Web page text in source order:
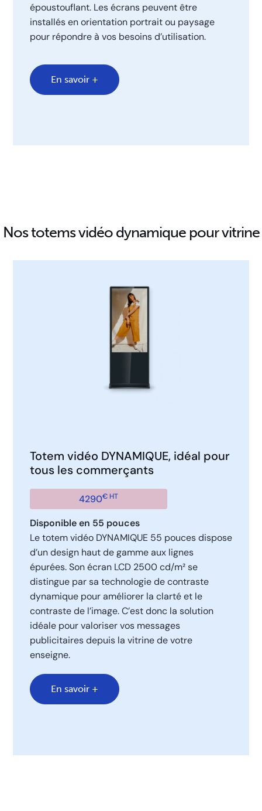
époustouflant. Les écrans peuvent être
installés en orientation portrait ou paysage
pour répondre à vos besoins d’utilisation.
En savoir +
Nos totems vidéo dynamique pour vitrine
Totem vidéo DYNAMIQUE, idéal pour
tous les commerçants
4290€ HT
Disponible en 55 pouces
Le totem vidéo DYNAMIQUE 55 pouces dispose
d’un design haut de gamme aux lignes
épurées. Son écran LCD 2500 cd/m² se
distingue par sa technologie de contraste
dynamique pour améliorer la clarté et le
contraste de l’image. C’est donc la solution
idéale pour valoriser vos messages
publicitaires depuis la vitrine de votre
enseigne.
En savoir +